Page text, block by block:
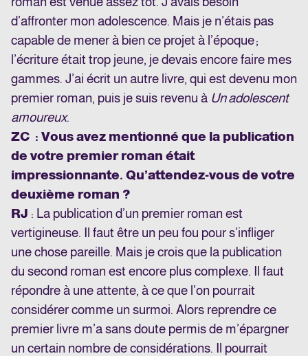
d’affronter mon adolescence. Mais je n’étais pas
capable de mener à bien ce projet à l’époque ;
l’écriture était trop jeune, je devais encore faire mes
gammes. J’ai écrit un autre livre, qui est devenu mon
premier roman, puis je suis revenu à Un adolescent
amoureux.
ZC : Vous avez mentionné que la publication
de votre premier roman était
impressionnante. Qu’attendez-vous de votre
deuxième roman ?
RJ : La publication d’un premier roman est
vertigineuse. Il faut être un peu fou pour s’infliger
une chose pareille. Mais je crois que la publication
du second roman est encore plus complexe. Il faut
répondre à une attente, à ce que l’on pourrait
considérer comme un surmoi. Alors reprendre ce
premier livre m’a sans doute permis de m’épargner
un certain nombre de considérations. Il pourrait